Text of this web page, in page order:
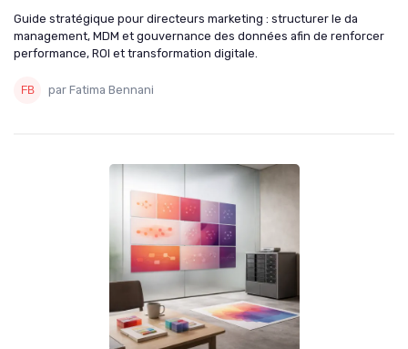
Guide stratégique pour directeurs marketing : structurer le da
management, MDM et gouvernance des données afin de renforcer
performance, ROI et transformation digitale.
par Fatima Bennani